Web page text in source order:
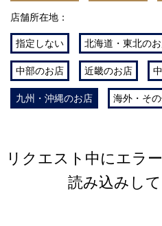
店舗所在地：
指定しない 北海道・東北の
中部のお店 近畿のお店
九州・沖縄のお店 海外・そ
リクエスト中にエラ
読み込みして